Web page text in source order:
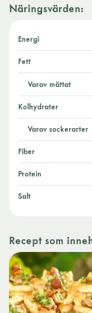
Näringsvärden:
Energi
Fett
Varav mättat
Kolhydrater
Varav sockerarter
fiber
protein
salt
Recept som